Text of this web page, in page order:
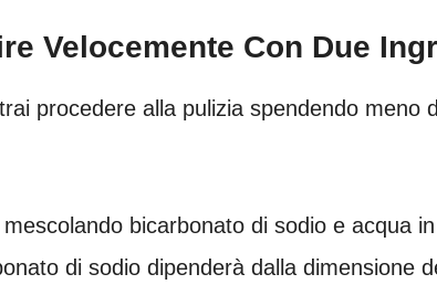
Velocemente Con Due
procedere alla pulizia spendendo meno
bicarbonato di sodio e acqua
di sodio dipenderà dalla dimensione